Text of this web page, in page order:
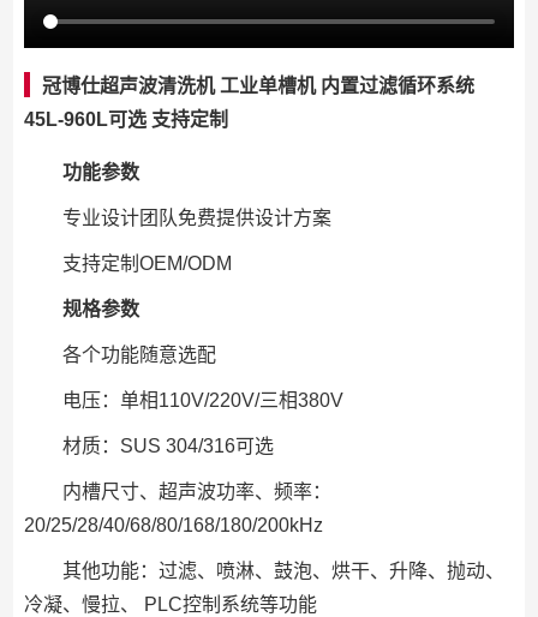
冠博仕超声波清洗机 工业单槽机 内置过滤循环系统
45L-960L可选 支持定制
功能参数
专业设计团队免费提供设计方案
支持定制OEM/ODM
规格参数
各个功能随意选配
电压：单相110V/220V/三相380V
材质：SUS 304/316可选
内槽尺寸、超声波功率、频率：
20/25/28/40/68/80/168/180/200kHz
其他功能：过滤、喷淋、鼓泡、烘干、升降、抛动、
冷凝、慢拉、 PLC控制系统等功能